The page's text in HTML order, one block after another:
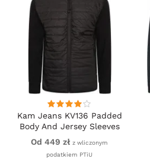
Kam Jeans KV136 Padded
Body And Jersey Sleeves
Hybrid Zip Thru Quilted
Hoody Black
Od 449 zł z wliczonym
podatkiem PTiU